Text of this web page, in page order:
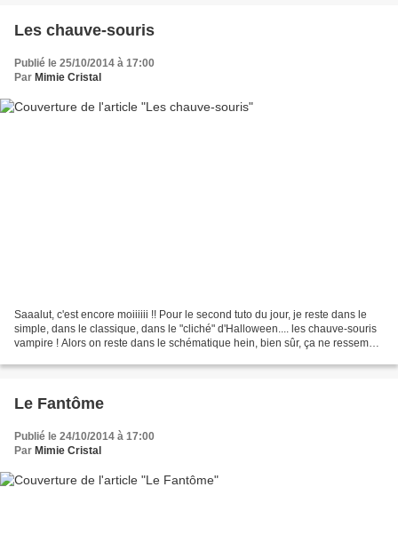
Les chauve-souris
Publié le 25/10/2014 à 17:00
Par Mimie Cristal
Saaalut, c'est encore moiiiiii !! Pour le second tuto du jour, je reste dans le
simple, dans le classique, dans le "cliché" d'Halloween.... les chauve-souris
vampire ! Alors on reste dans le schématique hein, bien sûr, ça ne ressemble
Le Fantôme
Publié le 24/10/2014 à 17:00
Par Mimie Cristal